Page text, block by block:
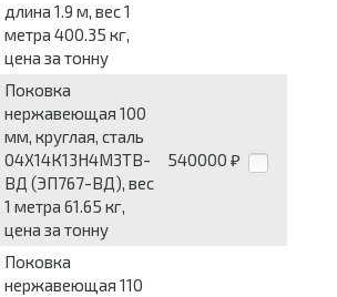
длина 1.9 м, вес 1
метра 400.35 кг,
цена за тонну
Поковка
нержавеющая 100
мм, круглая, сталь
04Х14К13Н4М3ТВ-
ВД (ЭП767-ВД), вес
1 метра 61.65 кг,
цена за тонну
540000 ₽
Поковка
нержавеющая 110